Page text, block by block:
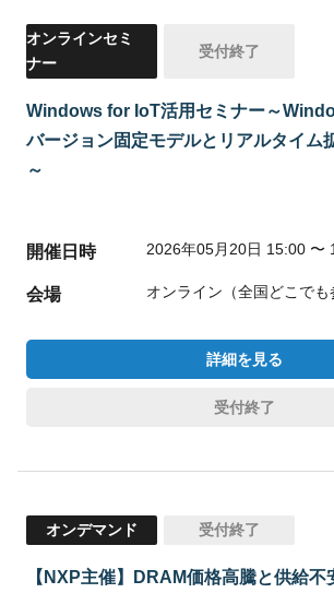
オンラインセミ
ナー
受付終了
Windows for IoT活用セミナー～
バージョン固定モデルとリアルタイム
～
開催日時 2026年05月20日 15:00 〜
会場 オンライン（全国どこでも
詳細を見る
受付終了
オンデマンド 受付終了
【NXP主催】DRAM価格高騰と供給不